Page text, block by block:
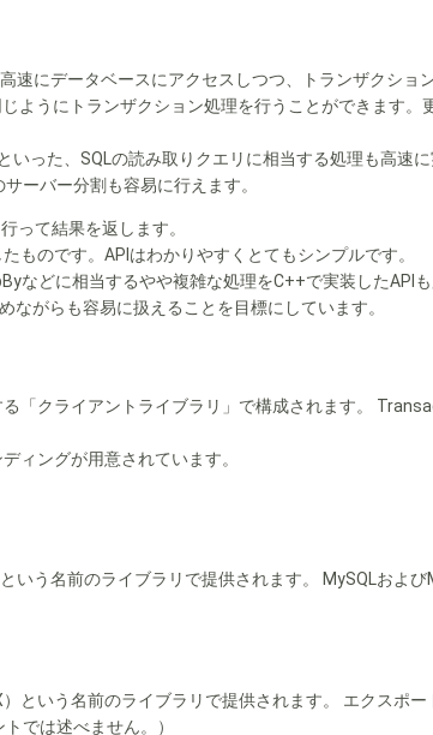
にデータベースにアクセスしつつ、トランザクショ
うにトランザクション処理を行うことができます
った、SQLの読み取りクエリに相当する処理も高速
ーバー分割も容易に行えます。
って結果を返します。
のです。APIはわかりやすくとてもシンプルです。
などに相当するやや複雑な処理をC++で実装したAPI
がらも容易に扱えることを目標にしています。
クライアントライブラリ」で構成されます。
ィングが用意されています。
という名前のライブラリで提供されます。 MySQLおよ
）という名前のライブラリで提供されます。 エクスポ
では述べません。）